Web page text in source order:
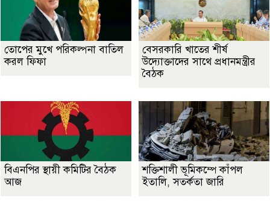
তোপের মুখে পরিকল্পনা বাতিল
করল ফিফা
বেসরকারি খাতের শীর্ষ
উদ্যোক্তাদের সাথে প্রধানমন্ত্রীর
বৈঠক
বিএনপির স্থায়ী কমিটির বৈঠক
আজ
শক্তিশালী ভূমিকম্পে কাঁপল
ইতালি, সতর্কতা জারি